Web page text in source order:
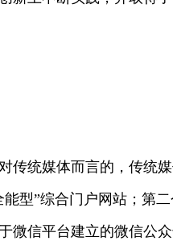
传统媒体而言的，传统
型”综合门户网站；第
微信平台建立的微信公